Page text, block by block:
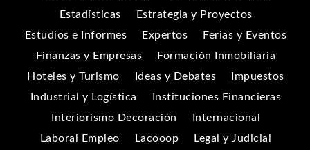
Estadísticas
Estrategia y Proyectos
Estudios e Informes
Expertos
Ferias y Eventos
Finanzas y Empresas
Formación Inmobiliaria
Hoteles y Turismo
Ideas y Debates
Impuestos
Industrial y Logística
Instituciones Financieras
Interiorismo Decoración
Internacional
Laboral Empleo
Lacooop
Legal y Judicial